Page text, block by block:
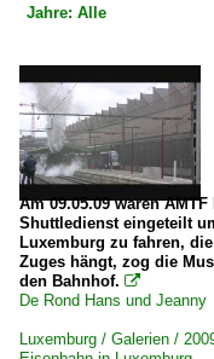
Deutschland
Dampfloks
BR 01 DB
Luxemburg
Dampfloks
Serie 55 ·DR
Jahre: Alle
Alle Jahre
2000
2009
Am 09.05.09 waren
Shuttledienst eingeteilt
Luxemburg zu fahren,
Zuges hängt, zog die
den Bahnhof. 
De Rond Hans und Jeanny
Luxemburg / Galerien /